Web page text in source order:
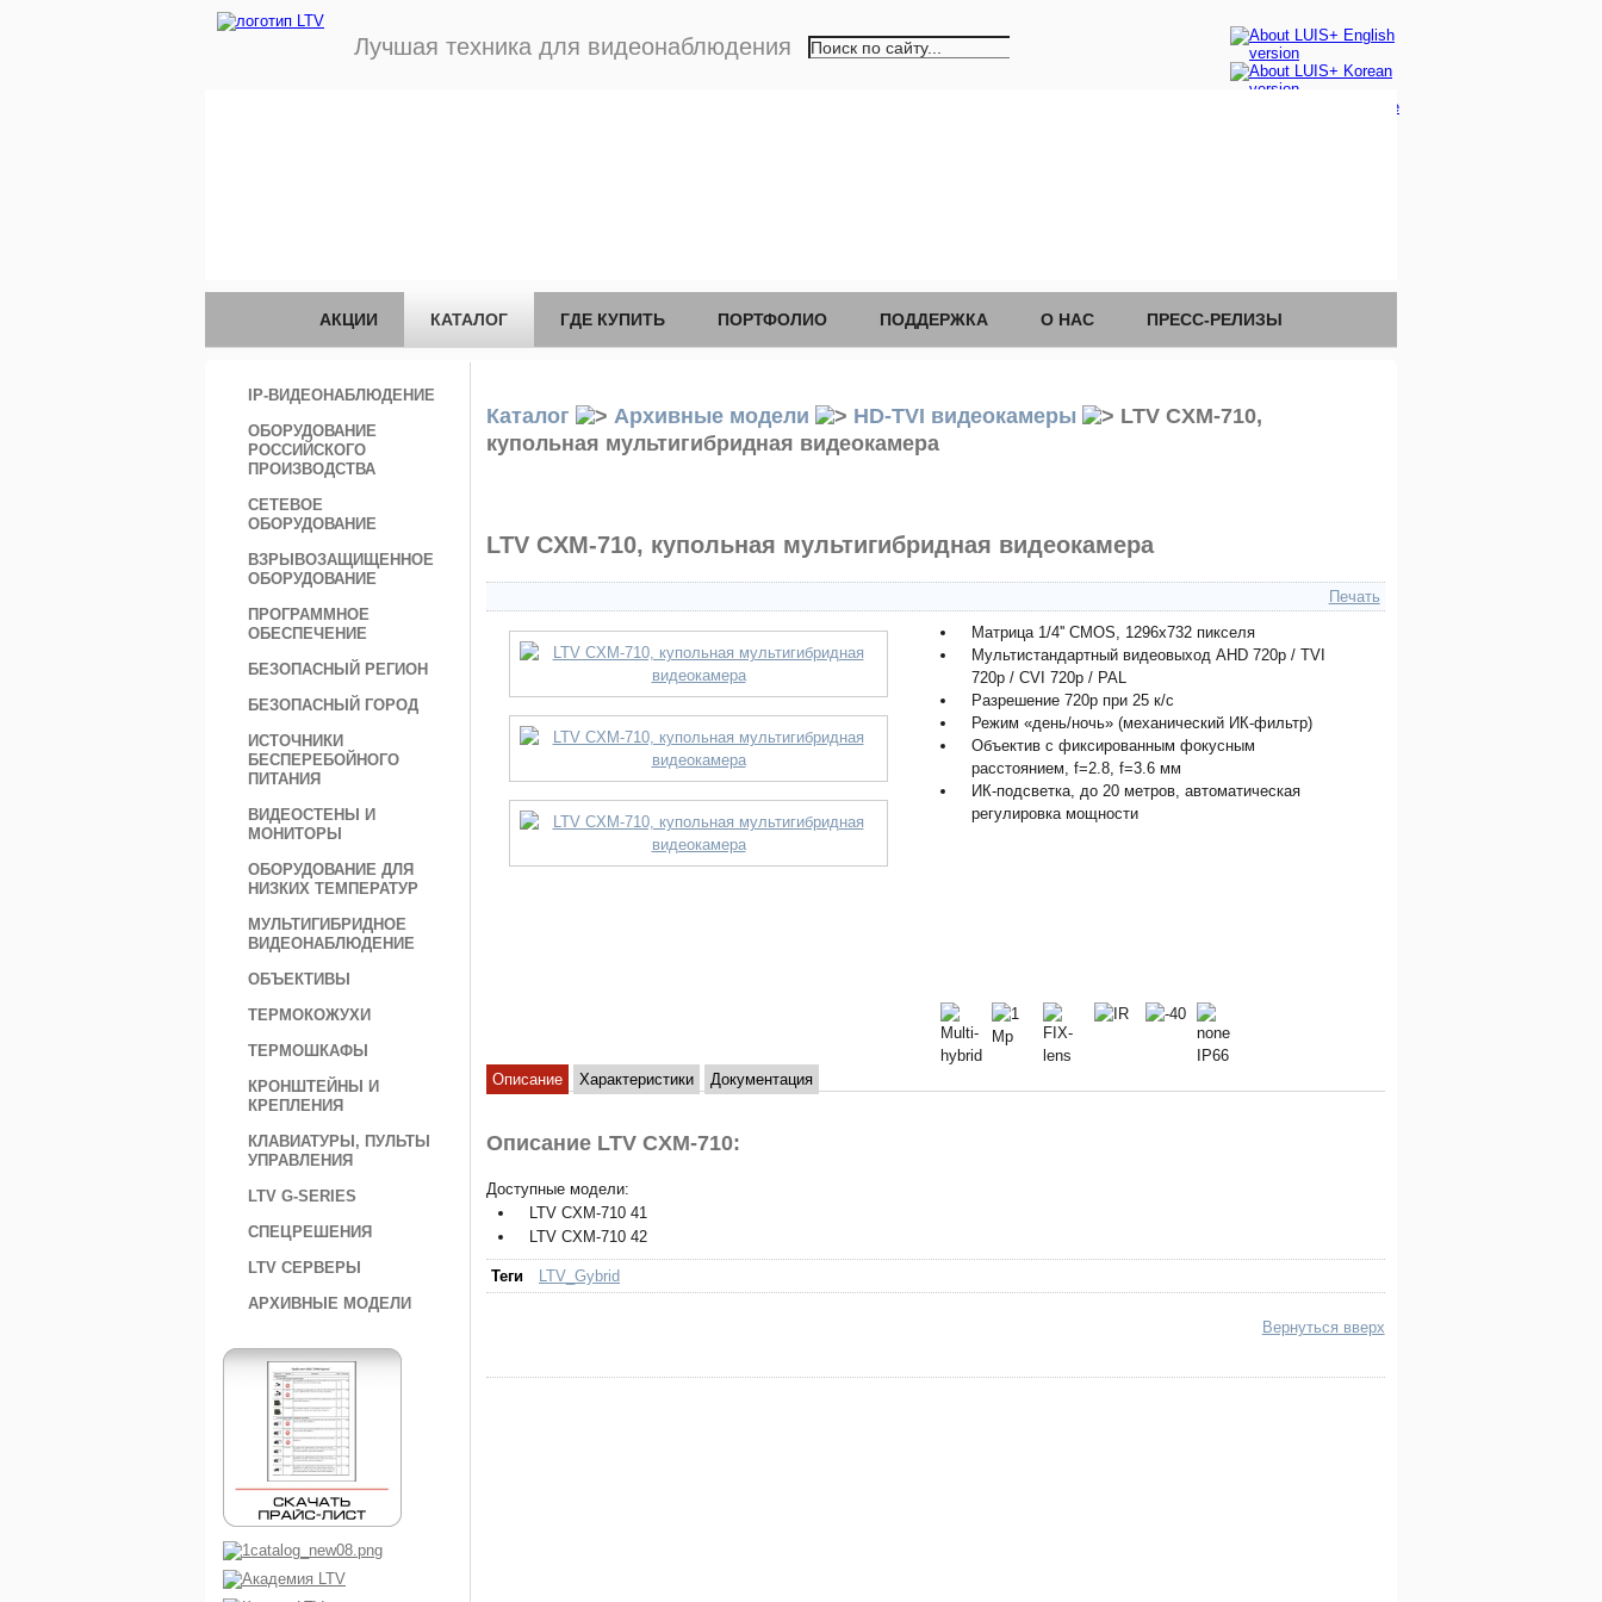
Лучшая техника для видеонаблюдения
АКЦИИ КАТАЛОГ ГДЕ КУПИТЬ ПОРТФОЛИО ПОДДЕРЖКА О НАС ПРЕСС-РЕЛИЗЫ
IP-ВИДЕОНАБЛЮДЕНИЕ
ОБОРУДОВАНИЕ
РОССИЙСКОГО
ПРОИЗВОДСТВА
СЕТЕВОЕ
ОБОРУДОВАНИЕ
ВЗРЫВОЗАЩИЩЕННОЕ
ОБОРУДОВАНИЕ
ПРОГРАММНОЕ
ОБЕСПЕЧЕНИЕ
БЕЗОПАСНЫЙ РЕГИОН
БЕЗОПАСНЫЙ ГОРОД
ИСТОЧНИКИ
БЕСПЕРЕБОЙНОГО
ПИТАНИЯ
ВИДЕОСТЕНЫ И
МОНИТОРЫ
ОБОРУДОВАНИЕ ДЛЯ
НИЗКИХ ТЕМПЕРАТУР
МУЛЬТИГИБРИДНОЕ
ВИДЕОНАБЛЮДЕНИЕ
ОБЪЕКТИВЫ
ТЕРМОКОЖУХИ
ТЕРМОШКАФЫ
КРОНШТЕЙНЫ И
КРЕПЛЕНИЯ
КЛАВИАТУРЫ, ПУЛЬТЫ
УПРАВЛЕНИЯ
LTV G-SERIES
СПЕЦРЕШЕНИЯ
LTV СЕРВЕРЫ
АРХИВНЫЕ МОДЕЛИ
Каталог Архивные модели HD-TVI видеокамеры
LTV CXM-710,
купольная мультигибридная видеокамера
LTV CXM-710, купольная мультигибридная видеокамера
Печать
Матрица 1/4'' CMOS, 1296x732 пикселя
Мультистандартный видеовыход AHD 720p / TVI
720p / CVI 720p / PAL
Разрешение 720p при 25 к/с
Режим «день/ночь» (механический ИК-фильтр)
Объектив с фиксированным фокусным
расстоянием, f=2.8, f=3.6 мм
ИК-подсветка, до 20 метров, автоматическая
регулировка мощности
Описание Характеристики Документация
Описание LTV CXM-710:
Доступные модели:
LTV CXM-710 41
LTV CXM-710 42
Теги LTV_Gybrid
Вернуться вверх